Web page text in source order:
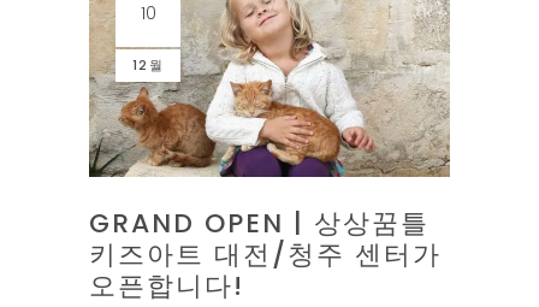
10
12월
GRAND OPEN | 상상꿈틀
키즈아트 대전/청주 센터가
오픈합니다!